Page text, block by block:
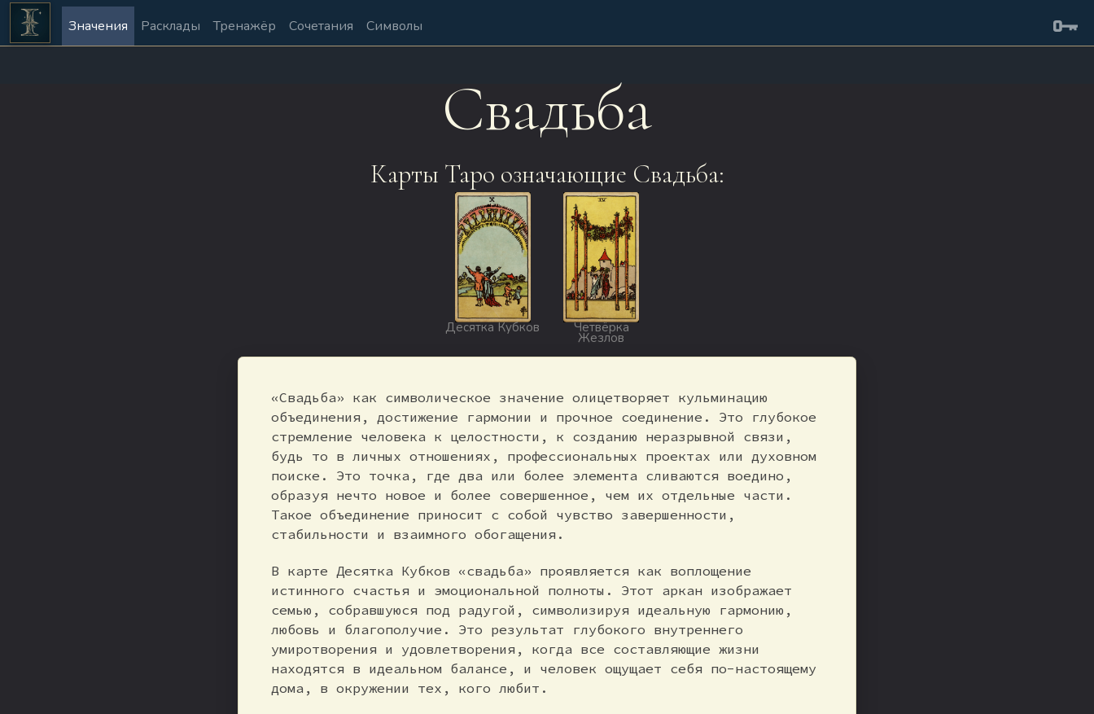
Значения Расклады Тренажёр Сочетания Символы
Свадьба
Карты Таро означающие Свадьба:
Десятка Кубков Четвёрка
Жезлов
«Свадьба» как символическое значение олицетворяет кульминацию
объединения, достижение гармонии и прочное соединение. Это глубокое
стремление человека к целостности, к созданию неразрывной связи,
будь то в личных отношениях, профессиональных проектах или духовном
поиске. Это точка, где два или более элемента сливаются воедино,
образуя нечто новое и более совершенное, чем их отдельные части.
Такое объединение приносит с собой чувство завершенности,
стабильности и взаимного обогащения.
В карте Десятка Кубков «свадьба» проявляется как воплощение
истинного счастья и эмоциональной полноты. Этот аркан изображает
семью, собравшуюся под радугой, символизируя идеальную гармонию,
любовь и благополучие. Это результат глубокого внутреннего
умиротворения и удовлетворения, когда все составляющие жизни
находятся в идеальном балансе, и человек ощущает себя по-настоящему
дома, в окружении тех, кого любит.